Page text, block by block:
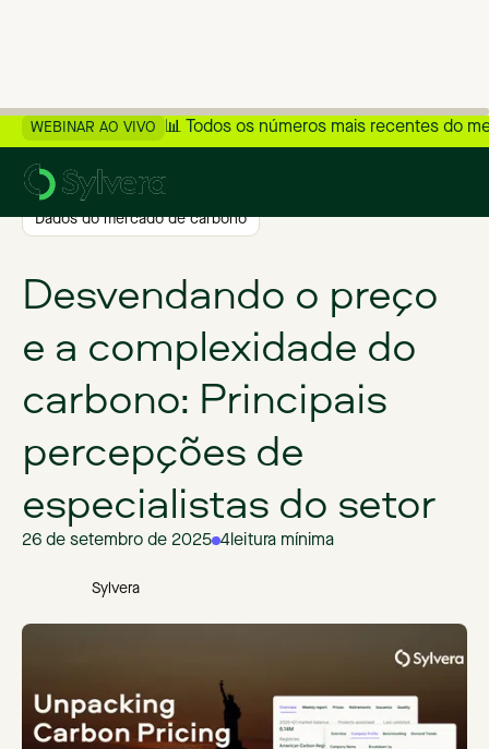
WEBINAR AO VIVO 📊 Todos os números mais recentes do
Dados do mercado de carbono
Desvendando o preço
e a complexidade do
carbono: Principais
percepções de
especialistas do setor
26 de setembro de 2025 4leitura mínima
Sylvera